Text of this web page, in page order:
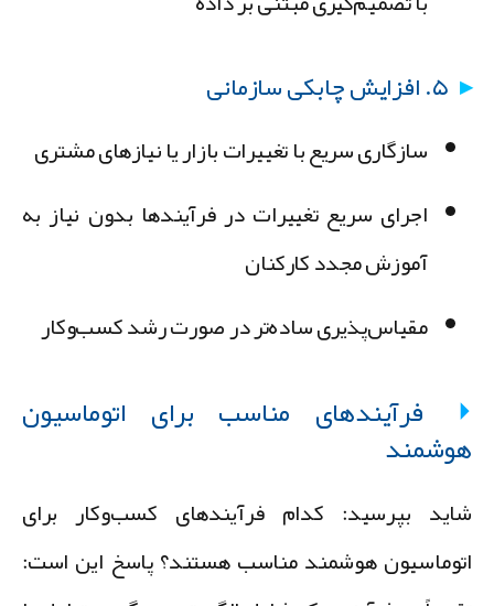
۵. افزایش چابکی سازمانی
سازگاری سریع با تغییرات بازار یا نیازهای مشتری
اجرای سریع تغییرات در فرآیندها بدون نیاز به
آموزش مجدد کارکنان
مقیاس‌پذیری ساده‌تر در صورت رشد کسب‌وکار
فرآیندهای مناسب برای اتوماسیون
بپرسید: کدام فرآیندهای کسب‌وکار برای
هوشمند مناسب هستند؟ پاسخ این است: